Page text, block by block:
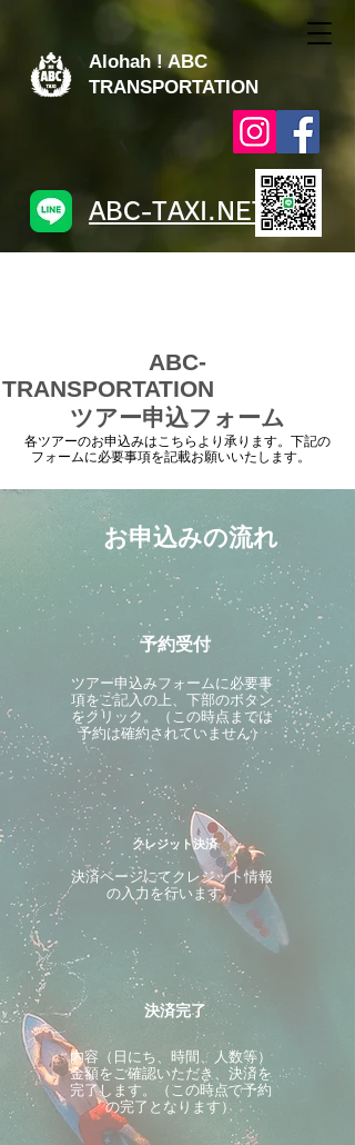
ABC-TAXI.NET
Alohah ! ABC
TRANSPORTATION
ABC-
TRANSPORTATION
ツアー申込フォーム
各ツアーのお申込みはこちらより承ります。下記の
フォームに必要事項を記載お願いいたします。
お申込みの流れ
予約受付
ツアー申込みフォームに必要事
項をご記入の上、下部のボタン
をクリック。（この時点までは
予約は確約されていません）
クレジット決済
決済ページにてクレジット情報
の入力を行います。
決済完了
内容（日にち、時間、人数等）
金額をご確認いただき、決済を
完了します。（この時点で予約
の完了となります）